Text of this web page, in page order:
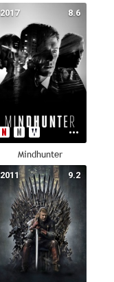
8.6
2017
Mindhunter
9.2
2011